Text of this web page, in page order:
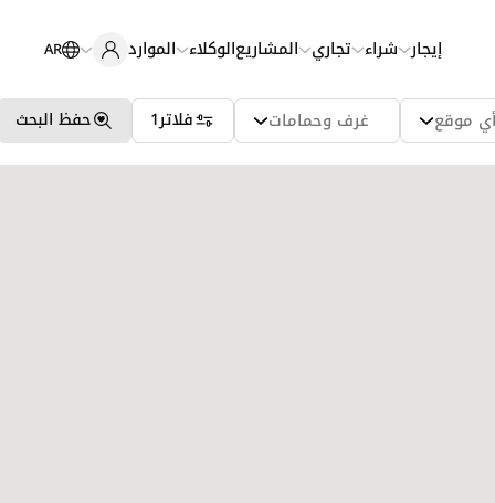
إيجار شراء تجاري المشاريعالوكلاء الموارد AR
أي موقع غرف وحمامات فلاتر1 حفظ البحث